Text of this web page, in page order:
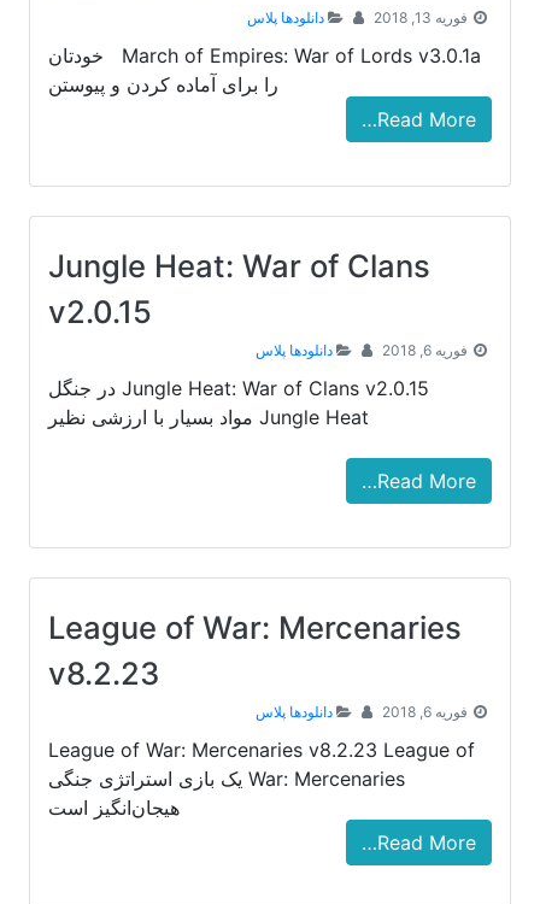
فوریه 13, 2018 دانلودها پلاس
March of Empires: War of Lords v3.0.1a خودتان
را برای آماده کردن و پیوستن
Read More…
Jungle Heat: War of Clans
v2.0.15
فوریه 6, 2018 دانلودها پلاس
Jungle Heat: War of Clans v2.0.15 در جنگل
Jungle Heat مواد بسیار با ارزشی نظیر
Read More…
League of War: Mercenaries
v8.2.23
فوریه 6, 2018 دانلودها پلاس
League of War: Mercenaries v8.2.23 League of
War: Mercenaries یک بازی استراتژی جنگی
هیجان‌انگیز است
Read More…